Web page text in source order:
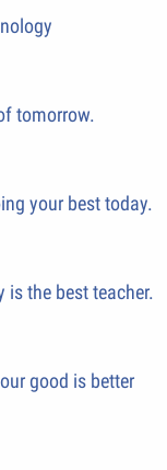
tomorrow.
your best today.
is the best teacher.
good is better